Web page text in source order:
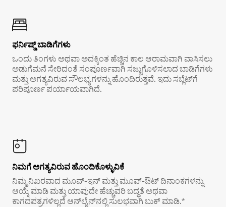
ಫರ್ನಿಷ್ಡ್ ಬಾಡಿಗೆಗಳು
ಒಂದು ತಿಂಗಳು ಅಥವಾ ಅದಕ್ಕಿಂತ ಹೆಚ್ಚಿನ ಕಾಲ ಆರಾಮವಾಗಿ ವಾಸಿಸಲು
ಅಡುಗೆಮನೆ ಸೇರಿದಂತೆ ಸಂಪೂರ್ಣವಾಗಿ ಸಜ್ಜುಗೊಳಿಸಲಾದ ಬಾಡಿಗೆಗಳು
ಮತ್ತು ಅಗತ್ಯವಿರುವ ಸೌಲಭ್ಯಗಳನ್ನು ಹೊಂದಿರುತ್ತವೆ. ಇದು ಸಬ್ಲೆಟ್‌ಗೆ
ಪರಿಪೂರ್ಣ ಪರ್ಯಾಯವಾಗಿದೆ.
ನಿಮಗೆ ಅಗತ್ಯವಿರುವ ಹೊಂದಿಕೊಳ್ಳುವಿಕೆ
ನಿಮ್ಮ ನಿಖರವಾದ ಮೂವ್-ಇನ್ ಮತ್ತು ಮೂವ್-ಔಟ್ ದಿನಾಂಕಗಳನ್ನು
ಆಯ್ಕೆ ಮಾಡಿ ಮತ್ತು ಯಾವುದೇ ಹೆಚ್ಚುವರಿ ಬದ್ಧತೆ ಅಥವಾ
ಕಾಗದಪತ್ರಗಳಿಲ್ಲದೆ ಆನ್‌ಲೈನ್‌ನಲ್ಲಿ ಸುಲಭವಾಗಿ ಬುಕ್ ಮಾಡಿ.*